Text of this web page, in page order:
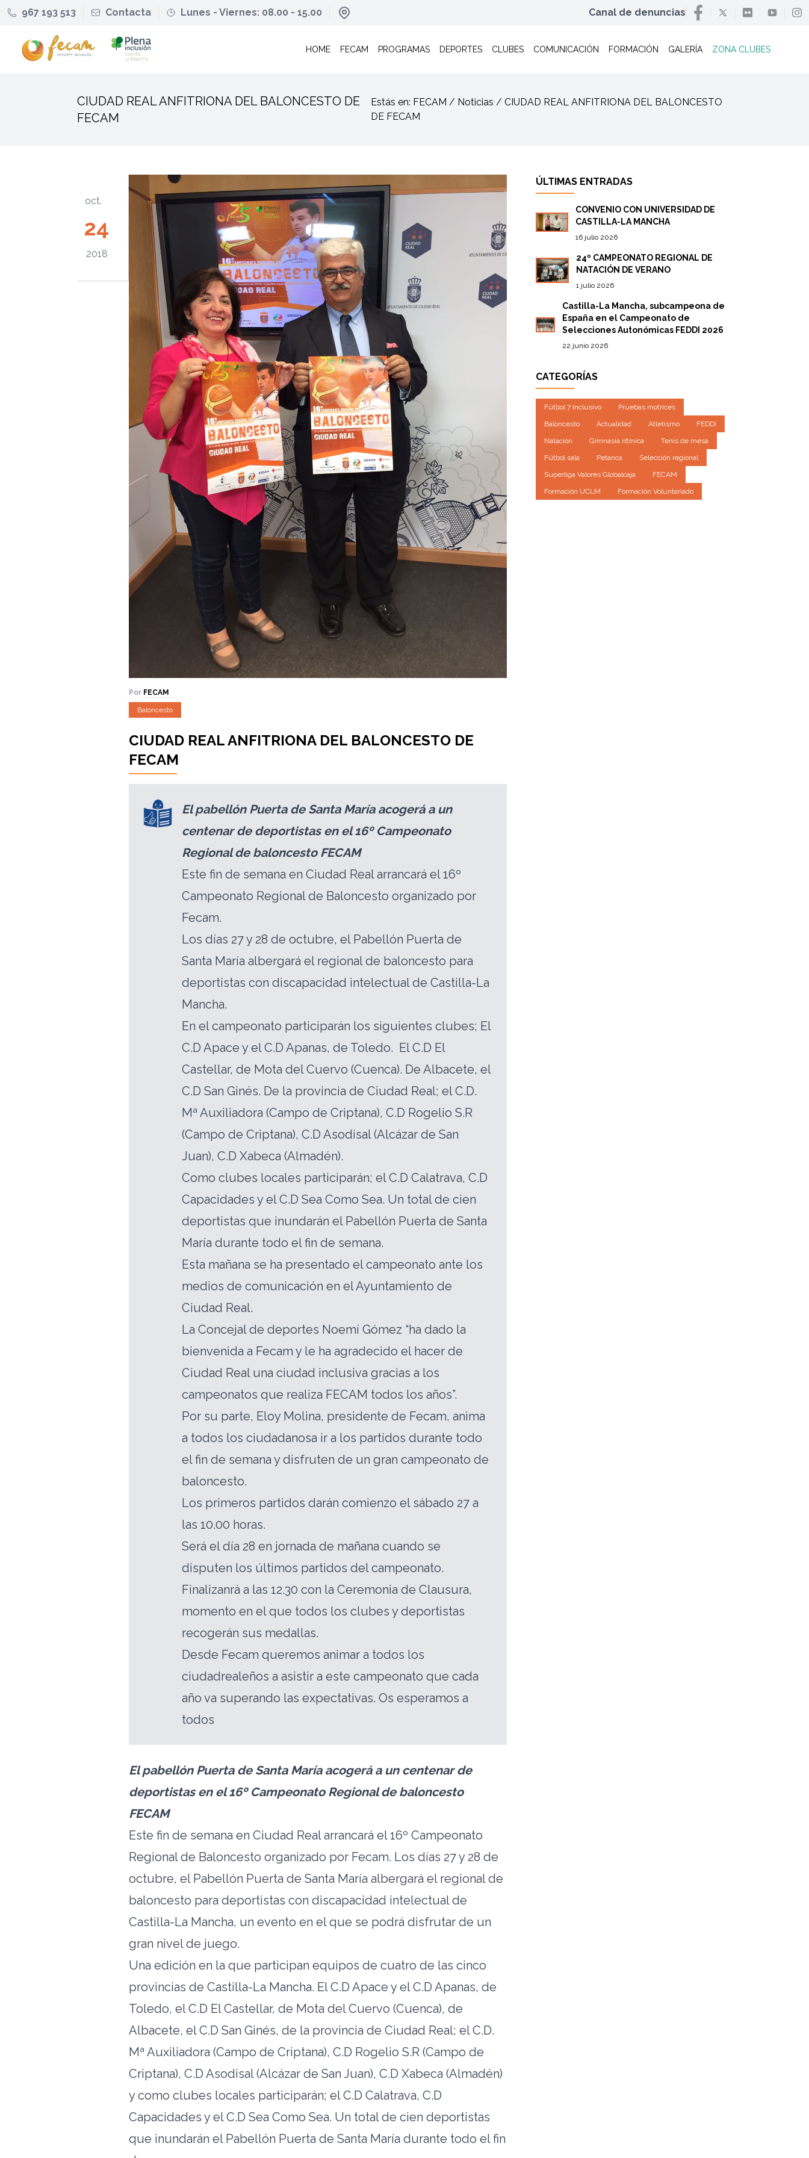
967 193 513 Contacta Lunes - Viernes: 08.00 - 15.00 Canal de denuncias
HOME FECAM PROGRAMAS DEPORTES CLUBES COMUNICACIÓN FORMACIÓN GALERÍA ZONA CLUBES
CIUDAD REAL ANFITRIONA DEL BALONCESTO DE
FECAM
Estás en: FECAM / Noticias / CIUDAD REAL ANFITRIONA DEL BALONCESTO
DE FECAM
oct.
24
2018
Por FECAM
Baloncesto
CIUDAD REAL ANFITRIONA DEL BALONCESTO DE
FECAM
El pabellón Puerta de Santa María acogerá a un
centenar de deportistas en el 16º Campeonato
Regional de baloncesto FECAM
Este fin de semana en Ciudad Real arrancará el 16º
Campeonato Regional de Baloncesto organizado por
Fecam.
Los días 27 y 28 de octubre, el Pabellón Puerta de
Santa María albergará el regional de baloncesto para
deportistas con discapacidad intelectual de Castilla-La
Mancha.
En el campeonato participarán los siguientes clubes; El
C.D Apace y el C.D Apanas, de Toledo. El C.D El
Castellar, de Mota del Cuervo (Cuenca). De Albacete, el
C.D San Ginés. De la provincia de Ciudad Real; el C.D.
Mª Auxiliadora (Campo de Criptana), C.D Rogelio S.R
(Campo de Criptana), C.D Asodisal (Alcázar de San
Juan), C.D Xabeca (Almadén).
Como clubes locales participarán; el C.D Calatrava, C.D
Capacidades y el C.D Sea Como Sea. Un total de cien
deportistas que inundarán el Pabellón Puerta de Santa
María durante todo el fin de semana.
Esta mañana se ha presentado el campeonato ante los
medios de comunicación en el Ayuntamiento de
Ciudad Real.
La Concejal de deportes Noemí Gómez “ha dado la
bienvenida a Fecam y le ha agradecido el hacer de
Ciudad Real una ciudad inclusiva gracias a los
campeonatos que realiza FECAM todos los años”.
Por su parte, Eloy Molina, presidente de Fecam, anima
a todos los ciudadanosa ir a los partidos durante todo
el fin de semana y disfruten de un gran campeonato de
baloncesto.
Los primeros partidos darán comienzo el sábado 27 a
las 10.00 horas.
Será el día 28 en jornada de mañana cuando se
disputen los últimos partidos del campeonato.
Finalizanrá a las 12.30 con la Ceremonia de Clausura,
momento en el que todos los clubes y deportistas
recogerán sus medallas.
Desde Fecam queremos animar a todos los
ciudadrealeños a asistir a este campeonato que cada
año va superando las expectativas. Os esperamos a
todos
El pabellón Puerta de Santa María acogerá a un centenar de
deportistas en el 16º Campeonato Regional de baloncesto
FECAM
Este fin de semana en Ciudad Real arrancará el 16º Campeonato
Regional de Baloncesto organizado por Fecam. Los días 27 y 28 de
octubre, el Pabellón Puerta de Santa María albergará el regional de
baloncesto para deportistas con discapacidad intelectual de
Castilla-La Mancha, un evento en el que se podrá disfrutar de un
gran nivel de juego.
Una edición en la que participan equipos de cuatro de las cinco
provincias de Castilla-La Mancha. El C.D Apace y el C.D Apanas, de
Toledo, el C.D El Castellar, de Mota del Cuervo (Cuenca), de
Albacete, el C.D San Ginés, de la provincia de Ciudad Real; el C.D.
Mª Auxiliadora (Campo de Criptana), C.D Rogelio S.R (Campo de
Criptana), C.D Asodisal (Alcázar de San Juan), C.D Xabeca (Almadén)
y como clubes locales participarán; el C.D Calatrava, C.D
Capacidades y el C.D Sea Como Sea. Un total de cien deportistas
que inundarán el Pabellón Puerta de Santa María durante todo el fin
ÚLTIMAS ENTRADAS
CONVENIO CON UNIVERSIDAD DE
CASTILLA-LA MANCHA
16 julio 2026
24º CAMPEONATO REGIONAL DE
NATACIÓN DE VERANO
1 julio 2026
Castilla-La Mancha, subcampeona de
España en el Campeonato de
Selecciones Autonómicas FEDDI 2026
22 junio 2026
CATEGORÍAS
Fútbol 7 Inclusivo
Pruebas motrices
Baloncesto
Actualidad Atletismo
FEDDI
Natación
Gimnasia rítmica
Tenis de mesa
Fútbol sala
Petanca
Selección regional
Superliga Valores Globalcaja
FECAM
Formación UCLM
Formación Voluntariado